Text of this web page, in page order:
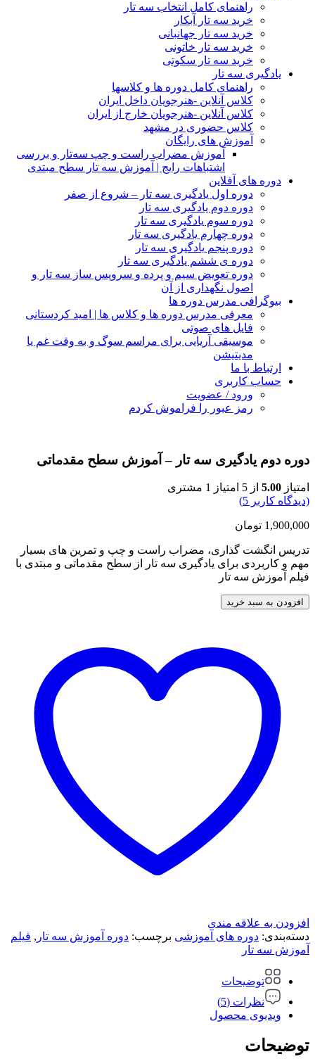
راهنمای کامل انتخاب سه تار
خرید سه تار آبکار
خرید سه تار جهانبانی
خرید سه تار خاتونی
خرید سه تار سکوتی
یادگیری سه تار
راهنمای کامل دوره ها و کلاسها
کلاس آنلاین -هنرجویان داخل ایران
کلاس آنلاین -هنرجویان خارج از ایران
کلاس حضوری در مشهد
آموزش های رایگان
آموزش مضراب راست و چپ سه‌تار و بررسی
اشتباهات رایج | آموزش سه تار سطح مبتدی
دوره های آفلاین
دوره اول یادگیری سه تار – شروع از صفر
دوره دوم یادگیری سه تار
دوره سوم یادگیری سه تار
دوره چهارم یادگیری سه تار
دوره پنجم یادگیری سه تار
دوره ی ششم یادگیری سه تار
دوره تعویض سیم و پرده و سرویس ساز سه تار و
اصول نگهداری از آن
بیوگرافی مدرس دوره ها
معرفی مدرس دوره ها و کلاس ها | امید کردستانی
فایل های صوتی
موسیقی آریایی برای مراسم سوگ و به وقت غم یا
مدیتیشن
ارتباط با ما
حساب کاربری
ورود / عضویت
رمز عبور را فراموش کردم
دوره دوم یادگیری سه تار – آموزش سطح مقدماتی
امتیاز 5.00 از 5 امتیاز 1 مشتری
(دیدگاه کاربر 5
)
1,900,000 تومان
تدریس انگشت گذاری، مضراب راست و چپ و تمرین های بسیار
مهم و کاربردی برای یادگیری سه تار از سطح مقدماتی و مبتدی با
فیلم آموزش سه تار
افزودن به سبد خرید
افزودن به علاقه مندی
دسته‌بندی: دوره های آموزشی برچسب: دوره آموزش سه تار , فیلم
آموزش سه تار
توضیحات
نظرات (5)
ویدیوی محصول
توضیحات